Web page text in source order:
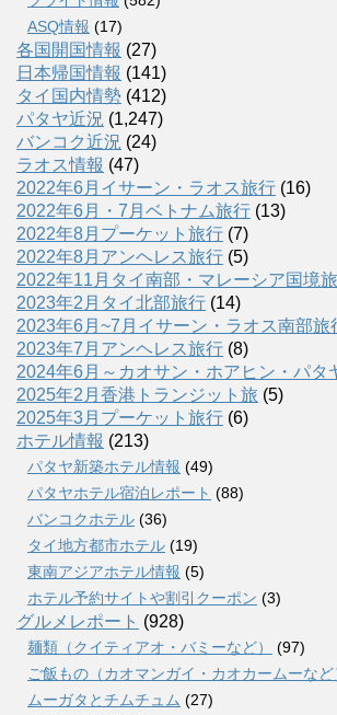
ASQ情報 (17)
各国開国情報 (27)
日本帰国情報 (141)
タイ国内情勢 (412)
パタヤ近況 (1,247)
バンコク近況 (24)
ラオス情報 (47)
2022年6月イサーン・ラオス旅行 (16)
2022年6月・7月ベトナム旅行 (13)
2022年8月プーケット旅行 (7)
2022年8月アンヘレス旅行 (5)
2022年11月タイ南部・マレーシア国境
2023年2月タイ北部旅行 (14)
2023年6月~7月イサーン・ラオス南部旅
2023年7月アンヘレス旅行 (8)
2024年6月～カオサン・ホアヒン・パタ
2025年2月香港トランジット旅 (5)
2025年3月プーケット旅行 (6)
ホテル情報 (213)
パタヤ新築ホテル情報 (49)
パタヤホテル宿泊レポート (88)
バンコクホテル (36)
タイ地方都市ホテル (19)
東南アジアホテル情報 (5)
ホテル予約サイトや割引クーポン (3)
グルメレポート (928)
麺類（クイティアオ・バミーなど）
(97)
ご飯もの（カオマンガイ・カオカームーなど
ムーガタとチムチュム (27)